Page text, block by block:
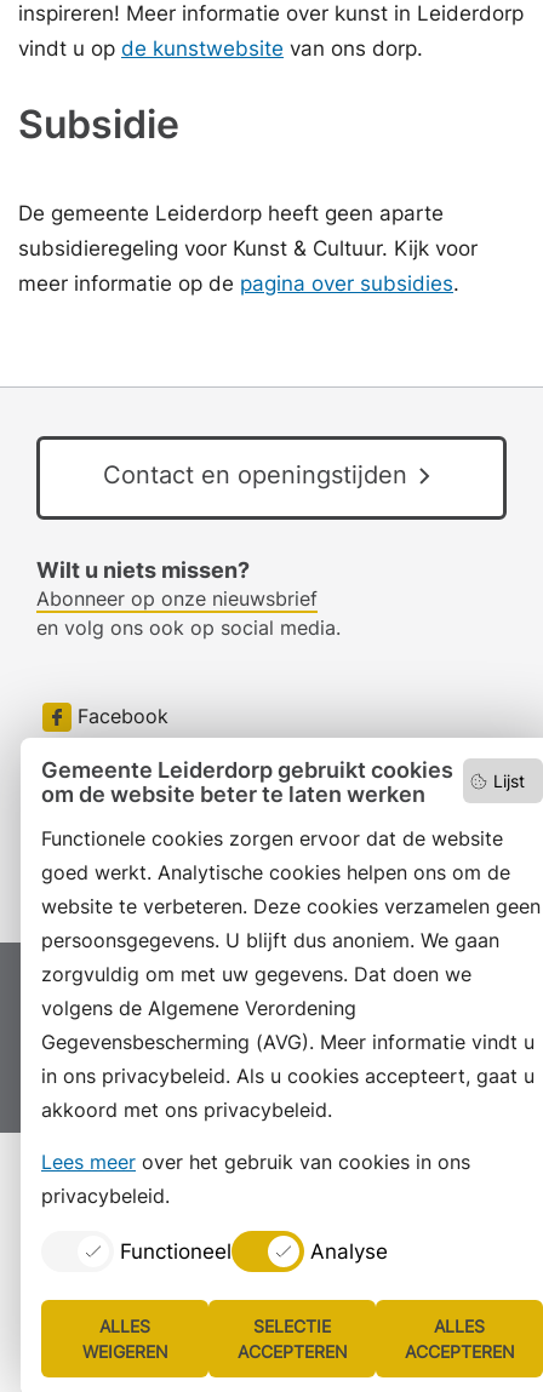
Lijst
Gemeente Leiderdorp gebruikt cookies
om de website beter te laten werken
Functionele cookies zorgen ervoor dat de website
goed werkt. Analytische cookies helpen ons om de
website te verbeteren. Deze cookies verzamelen geen
persoonsgegevens. U blijft dus anoniem. We gaan
zorgvuldig om met uw gegevens. Dat doen we
volgens de Algemene Verordening
Gegevensbescherming (AVG). Meer informatie vindt u
in ons privacybeleid. Als u cookies accepteert, gaat u
akkoord met ons privacybeleid.
Lees meer over het gebruik van cookies in ons
privacybeleid.
Functioneel Analyse
ALLES
WEIGEREN
SELECTIE
ACCEPTEREN
ALLES
ACCEPTEREN
LijstConsent
inspireren! Meer informatie over kunst in Leiderdorp
vindt u op de kunstwebsite van ons dorp.
Subsidie
De gemeente Leiderdorp heeft geen aparte
subsidieregeling voor Kunst & Cultuur. Kijk voor
meer informatie op de pagina over subsidies.
Contact en openingstijden
Wilt u niets missen?
Abonneer op onze nieuwsbrief
en volg ons ook op social media.
Facebook
RSS
Instagram
Proclaimer
Toegankelijkheid
Sitemap
Privacyverklaring
Servicenormen
Suggesties
Archief Vacatures